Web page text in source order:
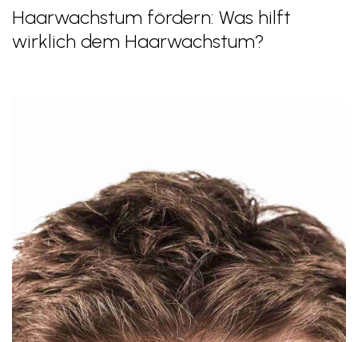
Haarwachstum fördern: Was hilft
wirklich dem Haarwachstum?